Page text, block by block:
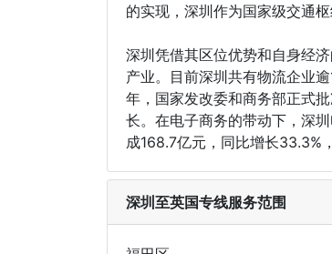
的实现，深圳作为国家级交通
深圳凭借其区位优势和自身经
产业。目前深圳共有物流企业
年，国家发改委和商务部正式
长。在电子商务的带动下，深
成168.7亿元，同比增长33.3%
深圳至英国专线服务范围